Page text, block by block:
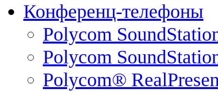
Конференц-телефоны
Polycom
Polycom
Polycom®